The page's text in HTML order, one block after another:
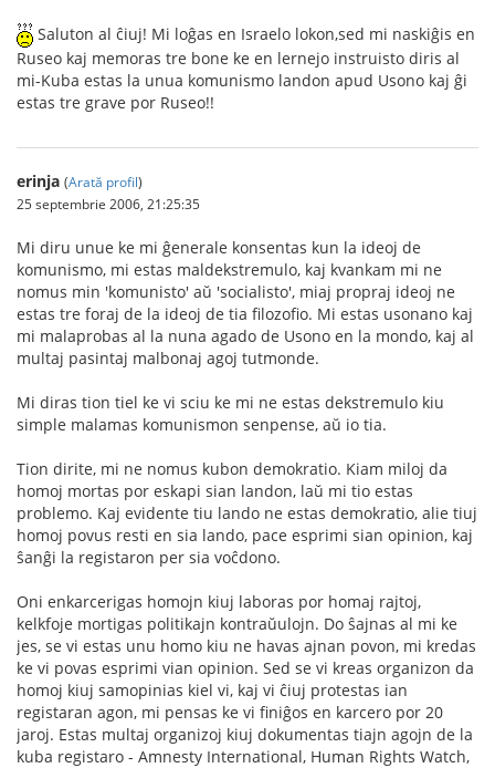
Saluton al ĉiuj! Mi loĝas en Israelo lokon,sed mi naskiĝis en
Ruseo kaj memoras tre bone ke en lernejo instruisto diris al
mi-Kuba estas la unua komunismo landon apud Usono kaj ĝi
estas tre grave por Ruseo!!
erinja (Arată profil)
25 septembrie 2006, 21:25:35
Mi diru unue ke mi ĝenerale konsentas kun la ideoj de
komunismo, mi estas maldekstremulo, kaj kvankam mi ne
nomus min 'komunisto' aŭ 'socialisto', miaj propraj ideoj ne
estas tre foraj de la ideoj de tia filozofio. Mi estas usonano kaj
mi malaprobas al la nuna agado de Usono en la mondo, kaj al
multaj pasintaj malbonaj agoj tutmonde.
Mi diras tion tiel ke vi sciu ke mi ne estas dekstremulo kiu
simple malamas komunismon senpense, aŭ io tia.
Tion dirite, mi ne nomus kubon demokratio. Kiam miloj da
homoj mortas por eskapi sian landon, laŭ mi tio estas
problemo. Kaj evidente tiu lando ne estas demokratio, alie tiuj
homoj povus resti en sia lando, pace esprimi sian opinion, kaj
ŝanĝi la registaron per sia voĉdono.
Oni enkarcerigas homojn kiuj laboras por homaj rajtoj,
kelkfoje mortigas politikajn kontraŭulojn. Do ŝajnas al mi ke
jes, se vi estas unu homo kiu ne havas ajnan povon, mi kredas
ke vi povas esprimi vian opinion. Sed se vi kreas organizon da
homoj kiuj samopinias kiel vi, kaj vi ĉiuj protestas ian
registaran agon, mi pensas ke vi finiĝos en karcero por 20
jaroj. Estas multaj organizoj kiuj dokumentas tiajn agojn de la
kuba registaro - Amnesty International, Human Rights Watch,